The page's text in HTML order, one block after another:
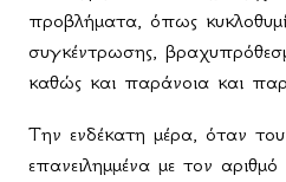
προβλήματα, όπως
συγκέντρωσης,
καθώς και παράνοια και
Την ενδέκατη μέρα, όταν
επανειλημμένα με τον